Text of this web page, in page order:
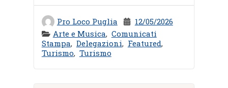
Pro Loco Puglia
12/05/2026
Arte e Musica, Comunicati
Stampa, Delegazioni, Featured,
Turismo, Turismo